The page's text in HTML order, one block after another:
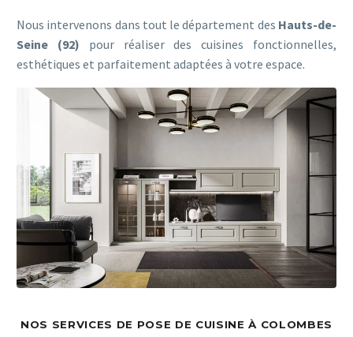
Nous intervenons dans tout le département des Hauts-de-
Seine (92) pour réaliser des cuisines fonctionnelles,
esthétiques et parfaitement adaptées à votre espace.
NOS SERVICES DE POSE DE CUISINE À COLOMBES